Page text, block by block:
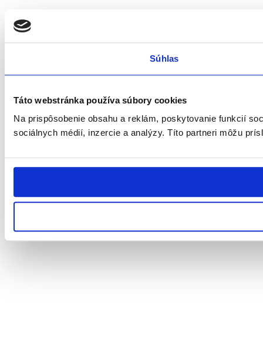
Súhlas
Táto webstránka používa súbory cookies
Na prispôsobenie obsahu a reklám, poskytovanie funkcií
sociálnych médií, inzercie a analýzy. Títo partneri môžu